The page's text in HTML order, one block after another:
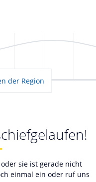
der Region
sie ist gerade nicht
einmal ein oder ruf uns